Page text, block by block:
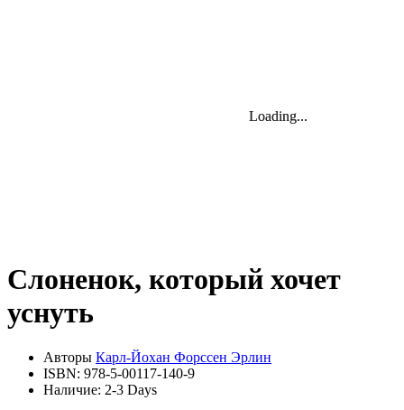
Loading...
Loading...
Loading...
Слоненок, который хочет
уснуть
Авторы Карл-Йохан Форссен Эрлин
ISBN: 978-5-00117-140-9
Наличие: 2-3 Days